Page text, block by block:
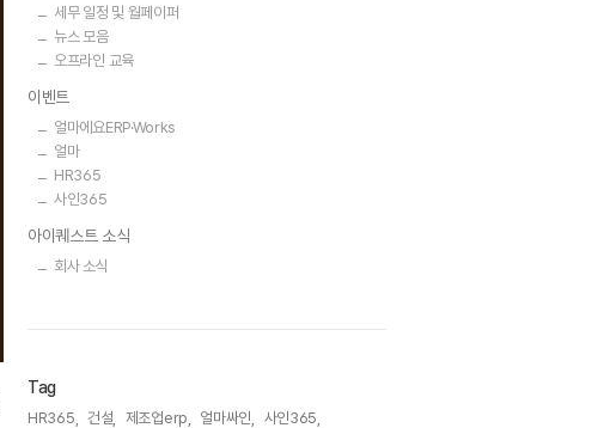
세무 일정 및 월페이퍼
뉴스 모음
오프라인 교육
이벤트
얼마에요ERP·Works
얼마
HR365
사인365
아이퀘스트 소식
회사 소식
Tag
HR365, 건설, 제조업erp, 얼마싸인,
사인365,